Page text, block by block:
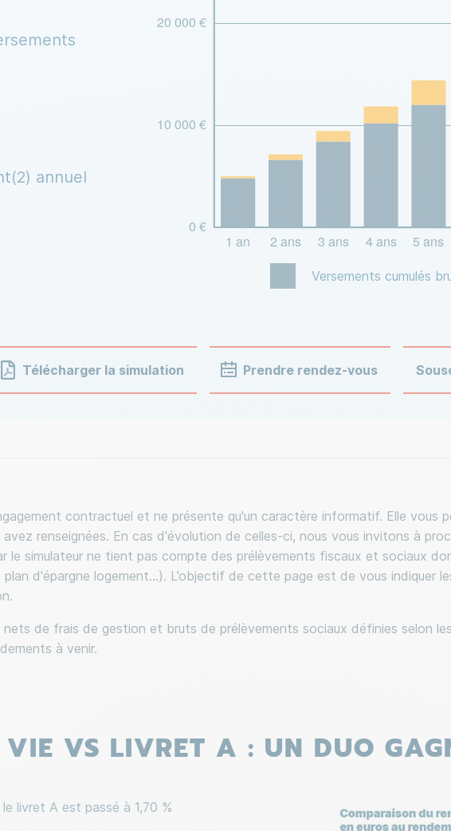
annuel
Versements cumulés
contractuel et ne présente qu'un caractère informatif. Elle vous
renseignées. En cas d'évolution de celles-ci, nous vous invitons à
le simulateur ne tient pas compte des prélèvements fiscaux et sociaux
d'épargne logement...). L’objectif de cette page est de vous indiquer
de frais de gestion et bruts de prélèvements sociaux définies selon
à venir.
VIE VS LIVRET A : UN DUO
livret A est passé à 1,70 %